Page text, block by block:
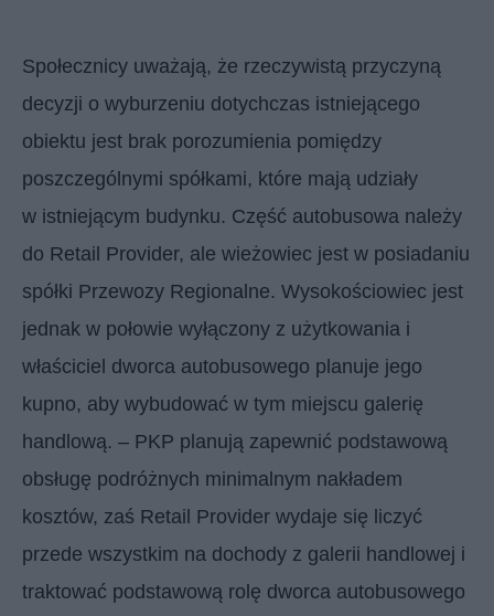
Społecznicy uważają, że rzeczywistą przyczyną
decyzji o wyburzeniu dotychczas istniejącego
obiektu jest brak porozumienia pomiędzy
poszczególnymi spółkami, które mają udziały
w istniejącym budynku. Część autobusowa należy
do Retail Provider, ale wieżowiec jest w posiadaniu
spółki Przewozy Regionalne. Wysokościowiec jest
jednak w połowie wyłączony z użytkowania i
właściciel dworca autobusowego planuje jego
kupno, aby wybudować w tym miejscu galerię
handlową. – PKP planują zapewnić podstawową
obsługę podróżnych minimalnym nakładem
kosztów, zaś Retail Provider wydaje się liczyć
przede wszystkim na dochody z galerii handlowej i
traktować podstawową rolę dworca autobusowego